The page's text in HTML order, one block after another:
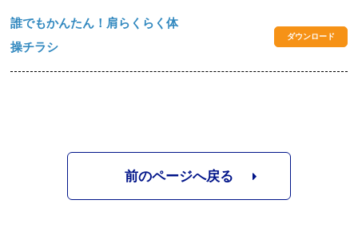
誰でもかんたん！肩らくらく体
操チラシ
ダウンロード
前のページへ戻る